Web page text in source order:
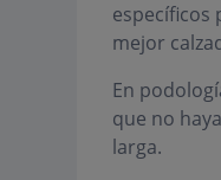
específicos
mejor
En
que no
larga.